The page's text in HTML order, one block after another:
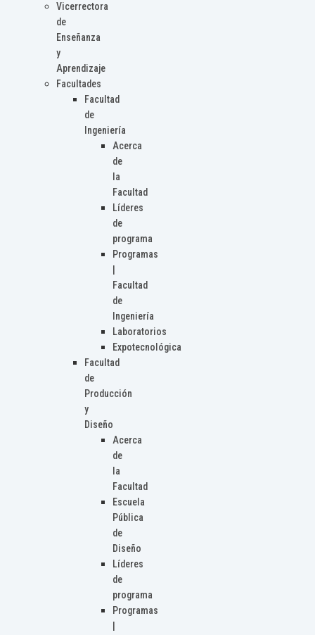
Vicerrectora
de
Enseñanza
y
Aprendizaje
Facultades
Facultad
de
Ingeniería
Acerca
de
la
Facultad
Líderes
de
programa
Programas
Facultad
de
Ingeniería
Laboratorios
Expotecnológica
Facultad
de
Producción
y
Diseño
Acerca
de
la
Facultad
Escuela
Pública
de
Diseño
Líderes
de
programa
Programas